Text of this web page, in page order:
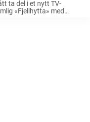
ta del i et nytt TV-
«Fjellhytta» med